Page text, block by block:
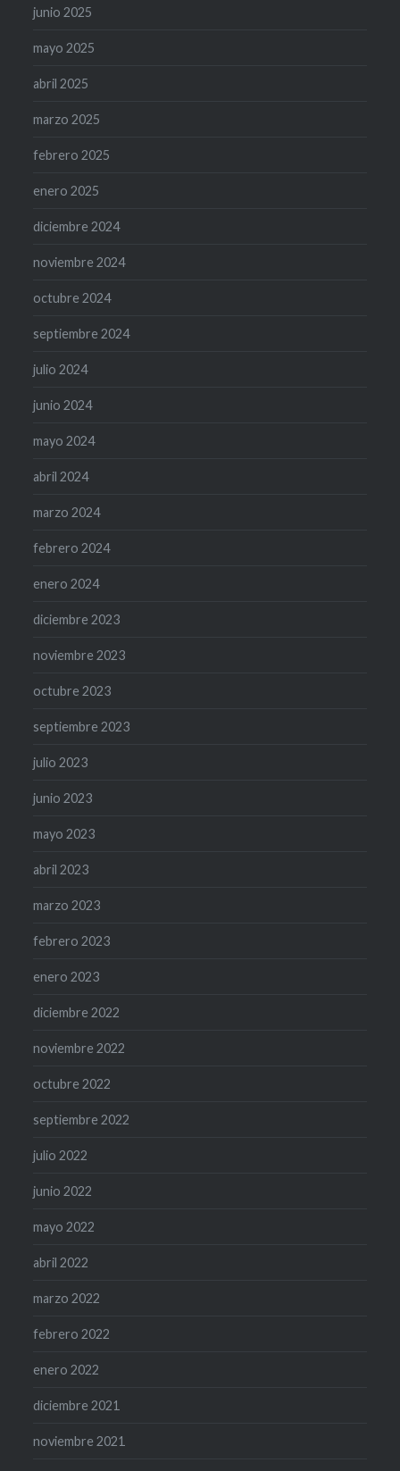
junio 2025
mayo 2025
abril 2025
marzo 2025
febrero 2025
enero 2025
diciembre 2024
noviembre 2024
octubre 2024
septiembre 2024
julio 2024
junio 2024
mayo 2024
abril 2024
marzo 2024
febrero 2024
enero 2024
diciembre 2023
noviembre 2023
octubre 2023
septiembre 2023
julio 2023
junio 2023
mayo 2023
abril 2023
marzo 2023
febrero 2023
enero 2023
diciembre 2022
noviembre 2022
octubre 2022
septiembre 2022
julio 2022
junio 2022
mayo 2022
abril 2022
marzo 2022
febrero 2022
enero 2022
diciembre 2021
noviembre 2021